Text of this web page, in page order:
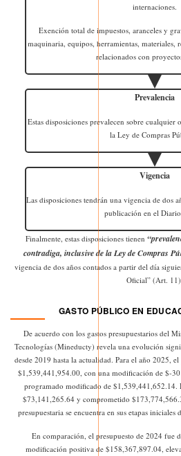
internaciones.
Exención total de impuestos, aranceles y
maquinaria, equipos, herramientas, materiales,
relacionados con
Prevalencia
Estas disposiciones prevalecen sobre cualquier
la Ley de Compras
Vigencia
Las disposiciones tendrán una vigencia de dos
publicación en el
Finalmente, estas disposiciones tienen
contradiga, inclusive de la Ley de Compras
vigencia de dos años contados a partir del día
Oficial” (Art.
GASTO PÚBLICO EN
De acuerdo con los gastos presupuestarios del
Tecnologías (Mineducty) revela una evolución
desde 2019 hasta la actualidad. Para el año 2025,
$1,539,441,954.00, con una modificación de $-
programado modificado de $1,539,441,652.14.
$73,141,265.64 y comprometido
presupuestaria se encuentra en sus etapas iniciales
En comparación, el presupuesto de 2024 fue
modificación positiva de $158,367,897.04,